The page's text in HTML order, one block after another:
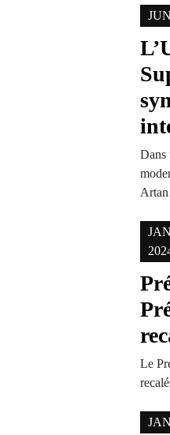
Dans
Le